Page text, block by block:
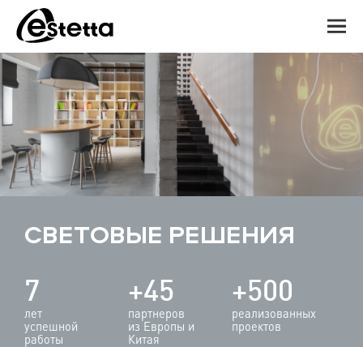
СВЕТОВЫЕ РЕШЕНИЯ
7
лет
успешной
работы
+45
партнеров
из Европы и
Китая
+500
реализованных
проектов